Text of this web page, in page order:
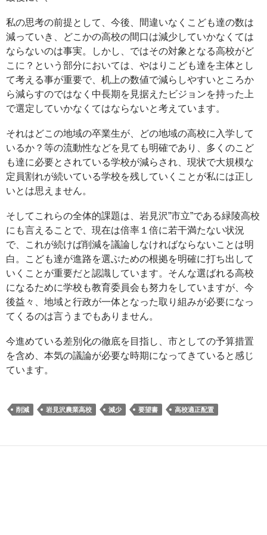
私の思考の前提として、今後、間違いなくこども達の数は
減っていき、どこかの高校の間口は減少していかなくては
ならないのは事実。しかし、ではその対象となる高校がど
こに？という部分においては、やはりこども達を主体とし
て考える事が重要で、机上の数値で減らしやすいところか
ら減らすのではなく中長期を見据えたビジョンを持った上
で選定していかなくてはならないと考えています。
それはどこの地域の卒業生が、どの地域の高校に入学して
いるか？等の流動性などを見ても明確であり、多くのこど
も達に必要とされている学校が減らされ、現状で大規模な
定員割れが続いている学校を残していくことが私には正し
いとは思えません。
そしてこれらの全体的課題は、岩見沢”市立”である緑陵高校
にも言えることで、現在は倍率１倍に若干満たない状況
で、これが続けば削減を議論しなければならないことは明
白。こども達が進路を選ぶための根拠を明確に打ち出して
いくことが重要だと認識しています。そんな選ばれる高校
になるために学校も教育委員会も努力をしていますが、今
後益々、地域と行政が一体となった取り組みが必要になっ
てくるのは言うまでもありません。
今進めている差別化の徹底を目指し、市としての予算措置
を含め、本気の議論が必要な時期になってきていると感じ
ています。
削減 岩見沢農業高校 減少 要望書 高校適正配置